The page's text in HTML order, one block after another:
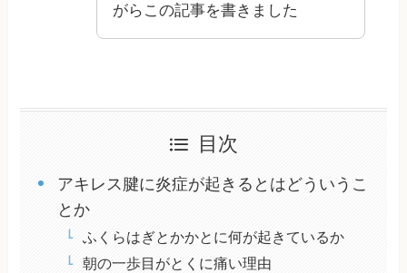
がらこの記事を書きました
目次
アキレス腱に炎症が起きるとはどういうこ
とか
ふくらはぎとかかとに何が起きているか
朝の一歩目がとくに痛い理由